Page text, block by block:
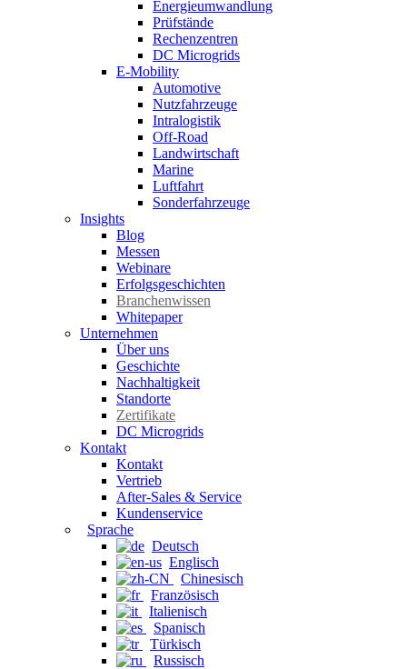
Energieumwandlung
Prüfstände
Rechenzentren
DC Microgrids
E-Mobility
Automotive
Nutzfahrzeuge
Intralogistik
Off-Road
Landwirtschaft
Marine
Luftfahrt
Sonderfahrzeuge
Insights
Blog
Messen
Webinare
Erfolgsgeschichten
Branchenwissen
Whitepaper
Unternehmen
Über uns
Geschichte
Nachhaltigkeit
Standorte
Zertifikate
DC Microgrids
Kontakt
Kontakt
Vertrieb
After-Sales & Service
Kundenservice
Sprache
Deutsch
Englisch
Chinesisch
Französisch
Italienisch
Spanisch
Türkisch
Russisch